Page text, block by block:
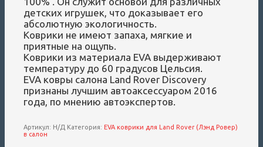
детских игрушек, что доказывает его
абсолютную экологичность.
Коврики не имеют запаха, мягкие и
приятные на ощупь.
Коврики из материала EVA выдерживают
температуру до 60 градусов Цельсия.
EVA ковры салона Land Rover Discovery
признаны лучшим автоаксессуаром 2016
года, по мнению автоэкспертов.
Артикул: Н/Д Категория:EVA коврики для Land Rover (Лэнд Ровер)
в салон